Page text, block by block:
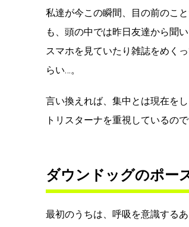
私達が今この瞬間、目の前のこ
も、頭の中では昨日友達から聞
スマホを見ていたり雑誌をめく
らい…。
言い換えれば、集中とは現在を
トリスターナを重視しているので
ダウンドッグのポー
最初のうちは、呼吸を意識する